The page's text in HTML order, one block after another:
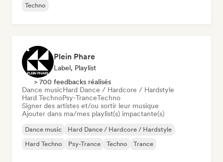
Techno
Plein Phare
Label, Playlist
> 700 feedbacks réalisés
Dance musicHard Dance / Hardcore / Hardstyle
Hard TechnoPsy-TranceTechno
Signer des artistes et/ou sortir leur musique
Ajouter dans ma/mes playlist(s) impactante(s)
Dance music
Hard Dance / Hardcore / Hardstyle
Hard Techno
Psy-Trance Techno Trance